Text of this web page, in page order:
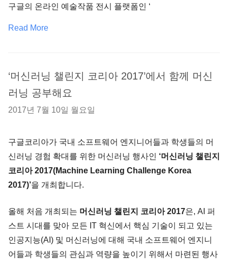
구글의 온라인 예술작품 전시 플랫폼인 ‘
Read More
‘머신러닝 챌린지 코리아 2017’에서 함께 머신
러닝 공부해요
2017년 7월 10일 월요일
구글코리아가 국내 소프트웨어 엔지니어들과 학생들의 머
신러닝 경험 확대를 위한 머신러닝 행사인 ‘머신러닝 챌린지
코리아 2017(Machine Learning Challenge Korea
2017)’을 개최합니다.
올해 처음 개최되는 머신러닝 챌린지 코리아 2017은, AI 퍼
스트 시대를 맞아 모든 IT 혁신에서 핵심 기술이 되고 있는
인공지능(AI) 및 머신러닝에 대해 국내 소프트웨어 엔지니
어들과 학생들의 관심과 역량을 높이기 위해서 마련된 행사